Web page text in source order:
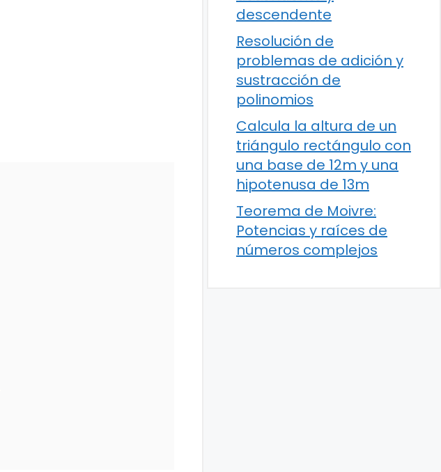
descendente
Resolución de
problemas de adición y
sustracción de
polinomios
Calcula la altura de un
triángulo rectángulo con
una base de 12m y una
hipotenusa de 13m
Teorema de Moivre:
Potencias y raíces de
números complejos